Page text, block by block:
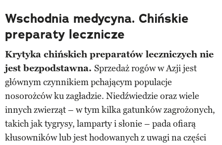
Wschodnia medycyna. Chińskie
preparaty lecznicze
Krytyka chińskich preparatów leczniczych nie
jest bezpodstawna. Sprzedaż rogów w Azji jest
głównym czynnikiem pchającym populacje
nosorożców ku zagładzie. Niedźwiedzie oraz wiele
innych zwierząt – w tym kilka gatunków zagrożonych,
takich jak tygrysy, lamparty i słonie – pada ofiarą
kłusowników lub jest hodowanych z uwagi na części